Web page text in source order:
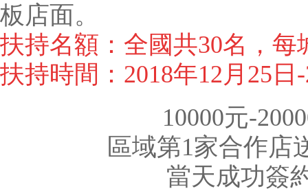
板店面。
扶持名額：全國共30名，每
扶持時間：2018年12月25日
10000元-
區域第1家合作店
當天成功簽